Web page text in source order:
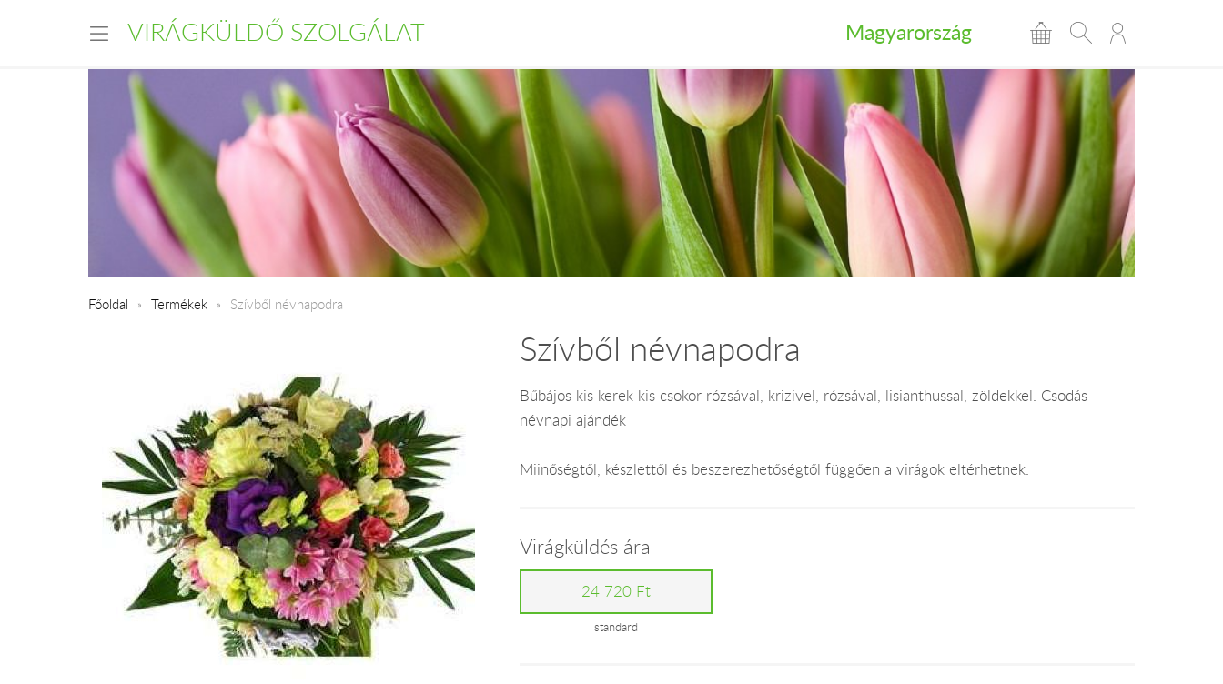
VIRÁGKÜLDŐ SZOLGÁLAT Magyarország
Főoldal Termékek Szívből névnapodra
Szívből névnapodra
Bűbájos kis kerek kis csokor rózsával, krizivel, rózsával, lisianthussal, zöldekkel. Csodás
névnapi ajándék
Miinőségtől, készlettől és beszerezhetőségtől függően a virágok eltérhetnek.
Virágküldés ára
24 720 Ft
standard